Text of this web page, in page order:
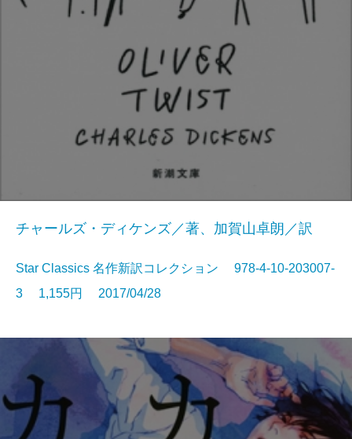
チャールズ・ディケンズ／著、加賀山卓朗／訳
Star Classics 名作新訳コレクション 978-4-10-203007-
3 1,155円 2017/04/28